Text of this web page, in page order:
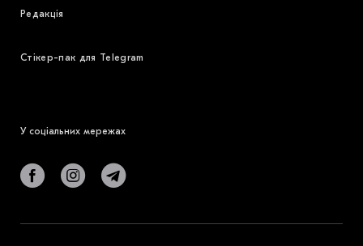
Редакція
Стікер-пак для Telegram
У соціальних мережах